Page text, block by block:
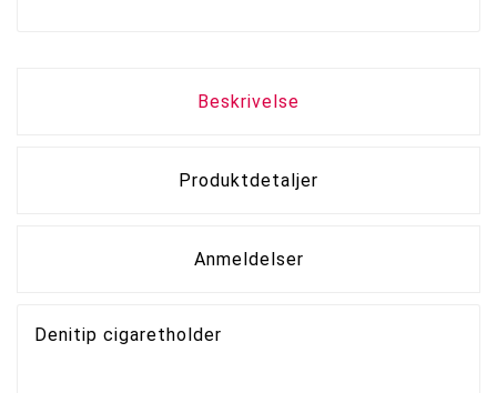
Beskrivelse
Produktdetaljer
Anmeldelser
Denitip cigaretholder